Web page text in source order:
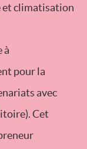
et climatisation
à
pour la
avec
Cet